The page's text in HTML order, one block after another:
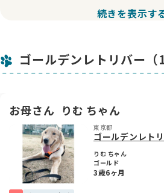
🌸お迎え特典について
お引き渡しの際には、この子の匂いが
ートさせていただきます😊
✨
気になることやご不明点がありました
せください🙂‍↕️
とっても可愛い子ですので、ぜひ一
きたいです💖
ご見学、心よりお待ちしております♪🌸
続きを表示す
ゴールデンレトリバー
お母さん りむ ちゃん
東京都
ゴールデンレト
りむ ちゃん
ゴールド
3歳6ヶ月